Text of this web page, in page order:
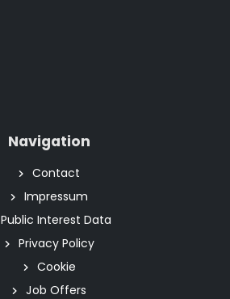
Navigation
Contact
Impressum
Public Interest Data
Privacy Policy
Cookie
Job Offers